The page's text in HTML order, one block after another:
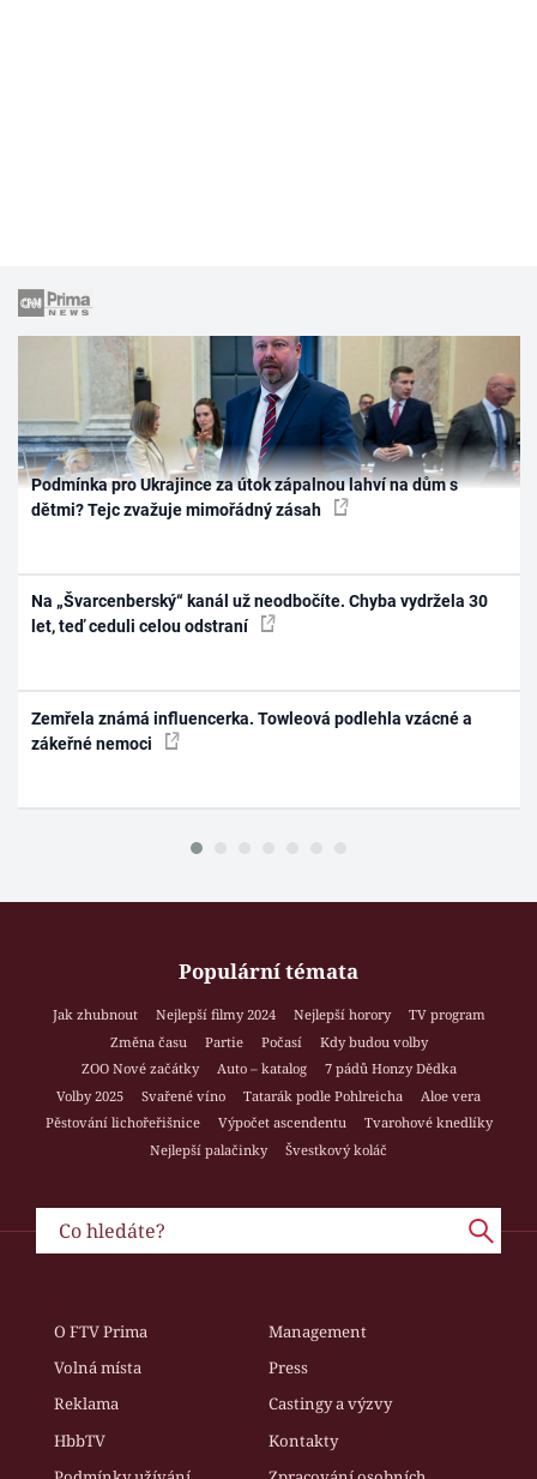
Podmínka pro Ukrajince za útok zápalnou lahví na dům s
dětmi? Tejc zvažuje mimořádný zásah
Na „Švarcenberský“ kanál už neodbočíte. Chyba vydržela 30
let, teď ceduli celou odstraní
Zemřela známá influencerka. Towleová podlehla vzácné a
zákeřné nemoci
Populární témata
Jak zhubnout Nejlepší filmy 2024 Nejlepší horory
TV program
Změna času
Partie Počasí
Kdy budou volby
ZOO Nové začátky
Auto – katalog
7 pádů Honzy Dědka
Volby 2025
Svařené víno Tatarák podle Pohlreicha
Aloe vera
Pěstování lichořeřišnice
Výpočet ascendentu
Tvarohové knedlíky
Nejlepší palačinky
Švestkový koláč
O FTV Prima
Management
Volná místa
Press
Reklama
Castingy a výzvy
HbbTV
Kontakty